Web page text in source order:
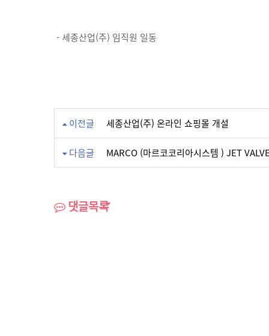
- 세종산업(주) 임직원 일동
이전글 세종산업(주) 온라인 쇼핑몰 개설
다음글 MARCO (마르코코리아시스템 ) JET
댓글목록